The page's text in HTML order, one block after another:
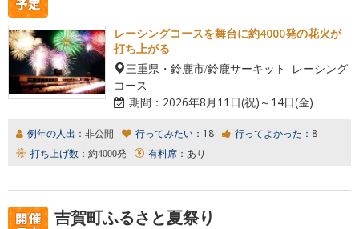
レーシングコースを舞台に約4000発の花火が
打ち上がる
三重県・鈴鹿市/鈴鹿サーキット レーシング
コース
期間： 2026年8月11日(祝)～14日(金)
例年の人出： 非公開 行ってみたい： 18 行ってよかった： 8
打ち上げ数： 約4000発 有料席： あり
吉賀町ふるさと夏祭り